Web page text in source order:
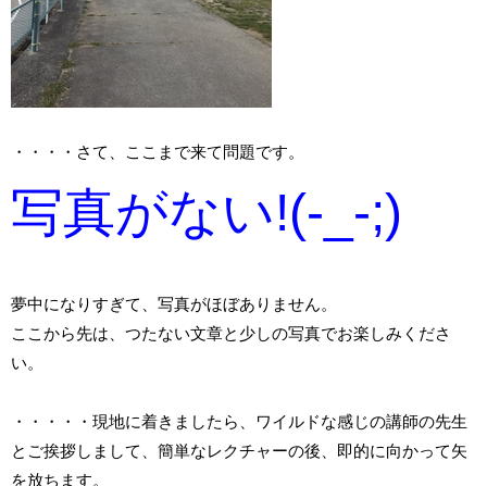
・・・・さて、ここまで来て問題です。
写真がない!(-_-;)
夢中になりすぎて、写真がほぼありません。
ここから先は、つたない文章と少しの写真でお楽しみくださ
い。
・・・・・現地に着きましたら、ワイルドな感じの講師の先生
とご挨拶しまして、簡単なレクチャーの後、即的に向かって矢
を放ちます。